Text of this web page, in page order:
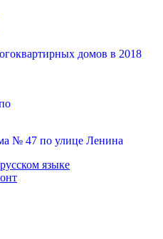
домов в 2018
№ 47 по улице Ленина
языке